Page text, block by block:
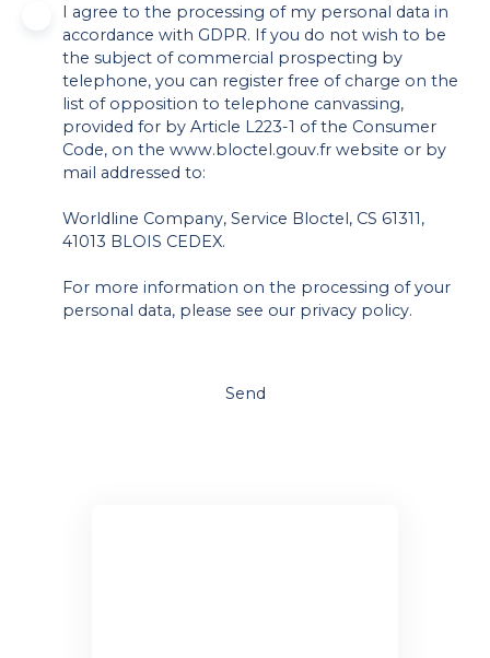
I agree to the processing of my personal data in
accordance with GDPR. If you do not wish to be
the subject of commercial prospecting by
telephone, you can register free of charge on the
list of opposition to telephone canvassing,
provided for by Article L223-1 of the Consumer
Code, on the www.bloctel.gouv.fr website or by
mail addressed to:
Worldline Company, Service Bloctel, CS 61311,
41013 BLOIS CEDEX.
For more information on the processing of your
personal data, please see our privacy policy.
Send